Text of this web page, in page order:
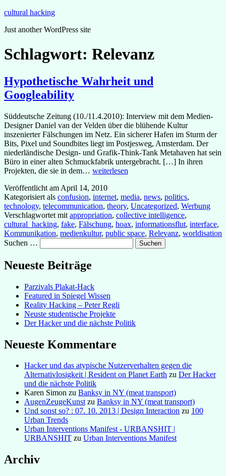
Zum
springen
cultural hacking
Just another WordPress site
Schlagwort: Relevanz
Hypothetische Wahrheit und
Googleability
Süddeutsche Zeitung (10./11.4.2010): Interview mit dem Medien-
Designer Daniel van der Velden über die blühende Kultur
inszenierter Fälschungen im Netz. Ein sicherer Hafen im Sturm der
Bits, Pixel und Soundbites liegt im Postjesweg, Amsterdam. Der
niederländische Design- und Grafik-Think-Tank Metahaven hat sein
Büro in einer alten Schmuckfabrik untergebracht. […] In ihren
Projekten, die sie in dem… Hypothetische
und
Googleability
weiterlesen
Veröffentlicht am April 14, 2010
Kategorisiert als confusion, internet, media, news, politics,
technology, telecommunication, theory, Uncategorized, Werbung
Verschlagwortet mit appropriation, collective intelligence,
cultural_hacking, fake, Fälschung, hoax, informationsflut, interface,
Kommunikation, medienkultur, public space, Relevanz, worldisation
Suchen …
Neueste Beiträge
Parzivals Plakat-Hack
Featured in Spiegel Wissen
Reality Hacking – Peter Regli
Neuste studentische Projekte
Der Hacker und die nächste Politik
Neueste Kommentare
Hacker und das atypische Nutzerverhalten gegen die
Alternativlosigkeit | Resident on Planet Earth zu Der Hacker
und die nächste Politik
Karen Simon zu Banksy in NY (meat transport)
AugenZeugeKunstzu Banksy in NY (meat transport)
Und sonst so? : 07. 10. 2013 | Design Interaction zu 100
Urban Trends
Urban Interventions Manifest - URBANSHIT |
URBANSHIT zu Urban Interventions Manifest
Archiv